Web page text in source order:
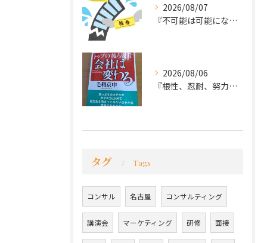
2026/08/07
『不可能は可能になる』
2026/08/06
『根性、忍耐、努力という言葉は死語なのか』
タグ Tags
コンサル 名古屋 コンサルティング
講演会 マーケティング 研修 面接